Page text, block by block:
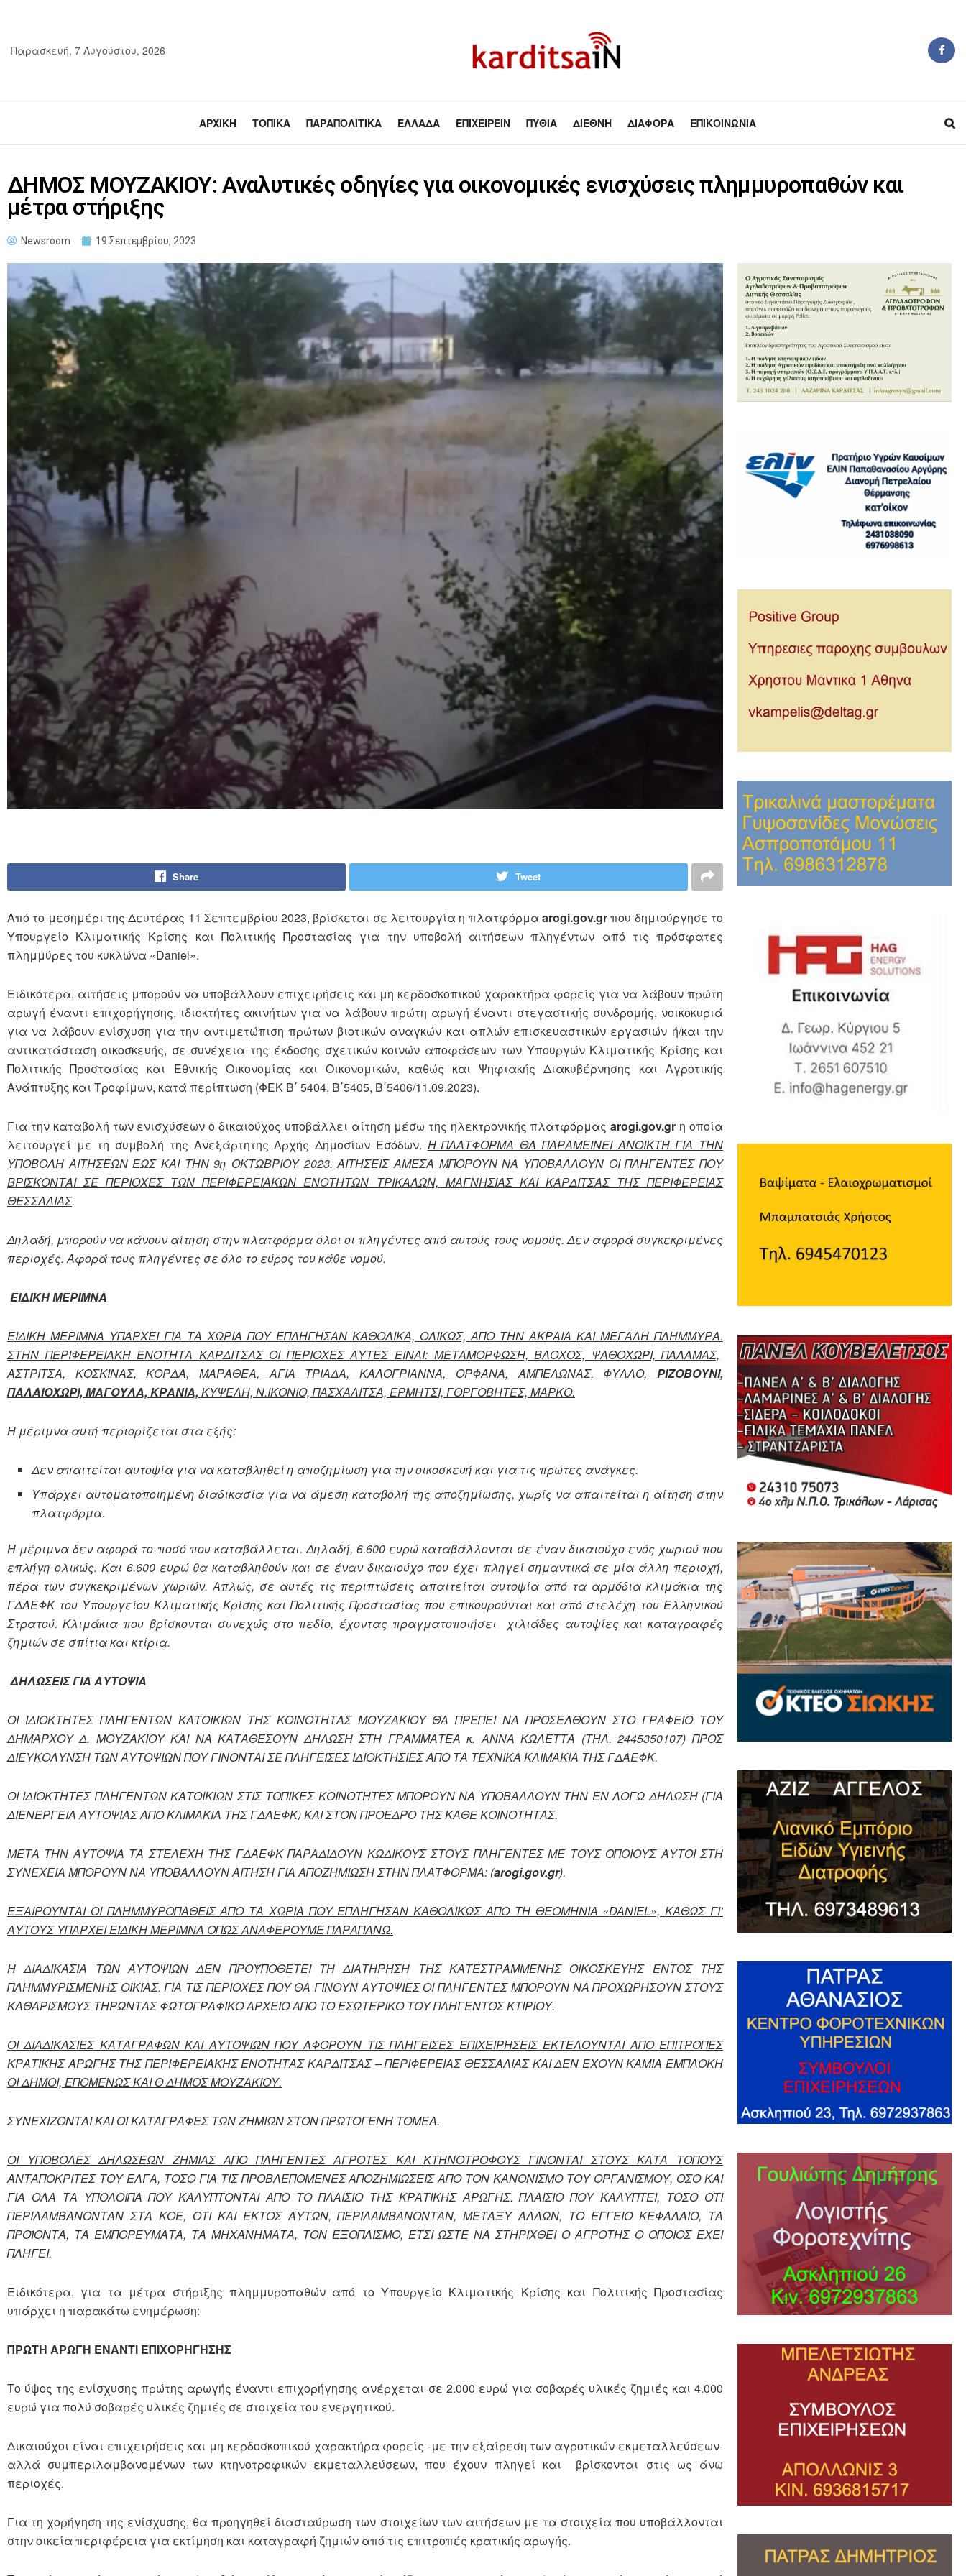
Παρασκευή, 7 Αυγούστου, 2026
ΑΡΧΙΚΉ ΤΟΠΙΚΆ ΠΑΡΑΠΟΛΙΤΙΚΆ ΕΛΛΆΔΑ ΕΠΙΧΕΙΡΕΊΝ ΠΥΘΊΑ ΔΙΕΘΝΉ ΔΙΆΦΟΡΑ ΕΠΙΚΟΙΝΩΝΊΑ
ΔΗΜΟΣ ΜΟΥΖΑΚΙΟΥ: Αναλυτικές οδηγίες για οικονομικές ενισχύσεις πλημμυροπαθών και
μέτρα στήριξης
Newsroom 19 Σεπτεμβρίου, 2023
Share Tweet
Από το μεσημέρι της Δευτέρας 11 Σεπτεμβρίου 2023, βρίσκεται σε λειτουργία η πλατφόρμαarogi.gov.grπου δημιούργησε το
Υπουργείο Κλιματικής Κρίσης και Πολιτικής Προστασίας για την υποβολή αιτήσεων πληγέντων από τις πρόσφατες
πλημμύρες του κυκλώνα «Daniel».
Ειδικότερα, αιτήσεις μπορούν να υποβάλλουν επιχειρήσεις και μη κερδοσκοπικού χαρακτήρα φορείς για να λάβουν πρώτη
αρωγή έναντι επιχορήγησης, ιδιοκτήτες ακινήτων για να λάβουν πρώτη αρωγή έναντι στεγαστικής συνδρομής, νοικοκυριά
για να λάβουν ενίσχυση για την αντιμετώπιση πρώτων βιοτικών αναγκών και απλών επισκευαστικών εργασιών ή/και την
αντικατάσταση οικοσκευής, σε συνέχεια της έκδοσης σχετικών κοινών αποφάσεων των Υπουργών Κλιματικής Κρίσης και
Πολιτικής Προστασίας και Εθνικής Οικονομίας και Οικονομικών, καθώς και Ψηφιακής Διακυβέρνησης και Αγροτικής
Ανάπτυξης και Τροφίμων, κατά περίπτωση (ΦΕΚ Β΄ 5404, Β΄5405, Β΄5406/11.09.2023).
Για την καταβολή των ενισχύσεων ο δικαιούχος υποβάλλει αίτηση μέσω της ηλεκτρονικής πλατφόρμαςarogi.gov.gr η οποία
λειτουργεί με τη συμβολή της Ανεξάρτητης Αρχής Δημοσίων Εσόδων. Η ΠΛΑΤΦΟΡΜΑ ΘΑ ΠΑΡΑΜΕΙΝΕΙ ΑΝΟΙΚΤΗ ΓΙΑ ΤΗΝ
ΥΠΟΒΟΛΗ ΑΙΤΗΣΕΩΝ ΕΩΣ ΚΑΙ ΤΗΝ 9η ΟΚΤΩΒΡΙΟΥ 2023. ΑΙΤΗΣΕΙΣ ΑΜΕΣΑ ΜΠΟΡΟΥΝ ΝΑ ΥΠΟΒΑΛΛΟΥΝ ΟΙ ΠΛΗΓΕΝΤΕΣ ΠΟΥ
ΒΡΙΣΚΟΝΤΑΙ ΣΕ ΠΕΡΙΟΧΕΣ ΤΩΝ ΠΕΡΙΦΕΡΕΙΑΚΩΝ ΕΝΟΤΗΤΩΝ ΤΡΙΚΑΛΩΝ, ΜΑΓΝΗΣΙΑΣ ΚΑΙ ΚΑΡΔΙΤΣΑΣ ΤΗΣ ΠΕΡΙΦΕΡΕΙΑΣ
ΘΕΣΣΑΛΙΑΣ.
Δηλαδή, μπορούν να κάνουν αίτηση στην πλατφόρμα όλοι οι πληγέντες από αυτούς τους νομούς. Δεν αφορά συγκεκριμένες
περιοχές. Αφορά τους πληγέντες σε όλο το εύρος του κάθε νομού.
ΕΙΔΙΚΗ ΜΕΡΙΜΝΑ
ΕΙΔΙΚΗ ΜΕΡΙΜΝΑ ΥΠΑΡΧΕΙ ΓΙΑ ΤΑ ΧΩΡΙΑ ΠΟΥ ΕΠΛΗΓΗΣΑΝ ΚΑΘΟΛΙΚΑ, ΟΛΙΚΩΣ, ΑΠΟ ΤΗΝ ΑΚΡΑΙΑ ΚΑΙ ΜΕΓΑΛΗ ΠΛΗΜΜΥΡΑ.
ΣΤΗΝ ΠΕΡΙΦΕΡΕΙΑΚΗ ΕΝΟΤΗΤΑ ΚΑΡΔΙΤΣΑΣ ΟΙ ΠΕΡΙΟΧΕΣ ΑΥΤΕΣ ΕΙΝΑΙ: ΜΕΤΑΜΟΡΦΩΣΗ, ΒΛΟΧΟΣ, ΨΑΘΟΧΩΡΙ, ΠΑΛΑΜΑΣ,
ΑΣΤΡΙΤΣΑ, ΚΟΣΚΙΝΑΣ, ΚΟΡΔΑ, ΜΑΡΑΘΕΑ, ΑΓΙΑ ΤΡΙΑΔΑ, ΚΑΛΟΓΡΙΑΝΝΑ, ΟΡΦΑΝΑ, ΑΜΠΕΛΩΝΑΣ, ΦΥΛΛΟ, ΡΙΖΟΒΟΥΝΙ,
ΠΑΛΑΙΟΧΩΡΙ, ΜΑΓΟΥΛΑ, ΚΡΑΝΙΑ, ΚΥΨΕΛΗ, Ν.ΙΚΟΝΙΟ, ΠΑΣΧΑΛΙΤΣΑ, ΕΡΜΗΤΣΙ, ΓΟΡΓΟΒΗΤΕΣ, ΜΑΡΚΟ.
Η μέριμνα αυτή περιορίζεται στα εξής:
Δεν απαιτείται αυτοψία για να καταβληθεί η αποζημίωση για την οικοσκευή και για τις πρώτες ανάγκες.
Υπάρχει αυτοματοποιημένη διαδικασία για να άμεση καταβολή της αποζημίωσης, χωρίς να απαιτείται η αίτηση στην
πλατφόρμα.
Η μέριμνα δεν αφορά το ποσό που καταβάλλεται. Δηλαδή, 6.600 ευρώ καταβάλλονται σε έναν δικαιούχο ενός χωριού που
επλήγη ολικώς. Και 6.600 ευρώ θα καταβληθούν και σε έναν δικαιούχο που έχει πληγεί σημαντικά σε μία άλλη περιοχή,
πέρα των συγκεκριμένων χωριών. Απλώς, σε αυτές τις περιπτώσεις απαιτείται αυτοψία από τα αρμόδια κλιμάκια της
ΓΔΑΕΦΚ του Υπουργείου Κλιματικής Κρίσης και Πολιτικής Προστασίας που επικουρούνται και από στελέχη του Ελληνικού
Στρατού. Κλιμάκια που βρίσκονται συνεχώς στο πεδίο, έχοντας πραγματοποιήσει χιλιάδες αυτοψίες και καταγραφές
ζημιών σε σπίτια και κτίρια.
ΔΗΛΩΣΕΙΣ ΓΙΑ ΑΥΤΟΨΙΑ
ΟΙ ΙΔΙΟΚΤΗΤΕΣ ΠΛΗΓΕΝΤΩΝ ΚΑΤΟΙΚΙΩΝ ΤΗΣ ΚΟΙΝΟΤΗΤΑΣ ΜΟΥΖΑΚΙΟΥ ΘΑ ΠΡΕΠΕΙ ΝΑ ΠΡΟΣΕΛΘΟΥΝ ΣΤΟ ΓΡΑΦΕΙΟ ΤΟΥ
ΔΗΜΑΡΧΟΥ Δ. ΜΟΥΖΑΚΙΟΥ ΚΑΙ ΝΑ ΚΑΤΑΘΕΣΟΥΝ ΔΗΛΩΣΗ ΣΤΗ ΓΡΑΜΜΑΤΕΑ κ. ΑΝΝΑ ΚΩΛΕΤΤΑ (ΤΗΛ. 2445350107) ΠΡΟΣ
ΔΙΕΥΚΟΛΥΝΣΗ ΤΩΝ ΑΥΤΟΨΙΩΝ ΠΟΥ ΓΙΝΟΝΤΑΙ ΣΕ ΠΛΗΓΕΙΣΕΣ ΙΔΙΟΚΤΗΣΙΕΣ ΑΠΟ ΤΑ ΤΕΧΝΙΚΑ ΚΛΙΜΑΚΙΑ ΤΗΣ ΓΔΑΕΦΚ.
ΟΙ ΙΔΙΟΚΤΗΤΕΣ ΠΛΗΓΕΝΤΩΝ ΚΑΤΟΙΚΙΩΝ ΣΤΙΣ ΤΟΠΙΚΕΣ ΚΟΙΝΟΤΗΤΕΣ ΜΠΟΡΟΥΝ ΝΑ ΥΠΟΒΑΛΛΟΥΝ ΤΗΝ ΕΝ ΛΟΓΩ ΔΗΛΩΣΗ (ΓΙΑ
ΔΙΕΝΕΡΓΕΙΑ ΑΥΤΟΨΙΑΣ ΑΠΟ ΚΛΙΜΑΚΙΑ ΤΗΣ ΓΔΑΕΦΚ) ΚΑΙ ΣΤΟΝ ΠΡΟΕΔΡΟ ΤΗΣ ΚΑΘΕ ΚΟΙΝΟΤΗΤΑΣ.
ΜΕΤΑ ΤΗΝ ΑΥΤΟΨΙΑ ΤΑ ΣΤΕΛΕΧΗ ΤΗΣ ΓΔΑΕΦΚ ΠΑΡΑΔΙΔΟΥΝ ΚΩΔΙΚΟΥΣ ΣΤΟΥΣ ΠΛΗΓΕΝΤΕΣ ΜΕ ΤΟΥΣ ΟΠΟΙΟΥΣ ΑΥΤΟΙ ΣΤΗ
ΣΥΝΕΧΕΙΑ ΜΠΟΡΟΥΝ ΝΑ ΥΠΟΒΑΛΛΟΥΝ ΑΙΤΗΣΗ ΓΙΑ ΑΠΟΖΗΜΙΩΣΗ ΣΤΗΝ ΠΛΑΤΦΟΡΜΑ: (arogi.gov.gr).
ΕΞΑΙΡΟΥΝΤΑΙ ΟΙ ΠΛΗΜΜΥΡΟΠΑΘΕΙΣ ΑΠΟ ΤΑ ΧΩΡΙΑ ΠΟΥ ΕΠΛΗΓΗΣΑΝ ΚΑΘΟΛΙΚΩΣ ΑΠΟ ΤΗ ΘΕΟΜΗΝΙΑ «DANIEL», ΚΑΘΩΣ ΓΙ’
ΑΥΤΟΥΣ ΥΠΑΡΧΕΙ ΕΙΔΙΚΗ ΜΕΡΙΜΝΑ ΟΠΩΣ ΑΝΑΦΕΡΟΥΜΕ ΠΑΡΑΠΑΝΩ.
Η ΔΙΑΔΙΚΑΣΙΑ ΤΩΝ ΑΥΤΟΨΙΩΝ ΔΕΝ ΠΡΟΫΠΟΘΕΤΕΙ ΤΗ ΔΙΑΤΗΡΗΣΗ ΤΗΣ ΚΑΤΕΣΤΡΑΜΜΕΝΗΣ ΟΙΚΟΣΚΕΥΗΣ ΕΝΤΟΣ ΤΗΣ
ΠΛΗΜΜΥΡΙΣΜΕΝΗΣ ΟΙΚΙΑΣ. ΓΙΑ ΤΙΣ ΠΕΡΙΟΧΕΣ ΠΟΥ ΘΑ ΓΙΝΟΥΝ ΑΥΤΟΨΙΕΣ ΟΙ ΠΛΗΓΕΝΤΕΣ ΜΠΟΡΟΥΝ ΝΑ ΠΡΟΧΩΡΗΣΟΥΝ ΣΤΟΥΣ
ΚΑΘΑΡΙΣΜΟΥΣ ΤΗΡΩΝΤΑΣ ΦΩΤΟΓΡΑΦΙΚΟ ΑΡΧΕΙΟ ΑΠΟ ΤΟ ΕΣΩΤΕΡΙΚΟ ΤΟΥ ΠΛΗΓΕΝΤΟΣ ΚΤΙΡΙΟΥ.
ΟΙ ΔΙΑΔΙΚΑΣΙΕΣ ΚΑΤΑΓΡΑΦΩΝ ΚΑΙ ΑΥΤΟΨΙΩΝ ΠΟΥ ΑΦΟΡΟΥΝ ΤΙΣ ΠΛΗΓΕΙΣΕΣ ΕΠΙΧΕΙΡΗΣΕΙΣ ΕΚΤΕΛΟΥΝΤΑΙ ΑΠΟ ΕΠΙΤΡΟΠΕΣ
ΚΡΑΤΙΚΗΣ ΑΡΩΓΗΣ ΤΗΣ ΠΕΡΙΦΕΡΕΙΑΚΗΣ ΕΝΟΤΗΤΑΣ ΚΑΡΔΙΤΣΑΣ – ΠΕΡΙΦΕΡΕΙΑΣ ΘΕΣΣΑΛΙΑΣ ΚΑΙ ΔΕΝ ΕΧΟΥΝ ΚΑΜΙΑ ΕΜΠΛΟΚΗ
ΟΙ ΔΗΜΟΙ, ΕΠΟΜΕΝΩΣ ΚΑΙ Ο ΔΗΜΟΣ ΜΟΥΖΑΚΙΟΥ.
ΣΥΝΕΧΙΖΟΝΤΑΙ ΚΑΙ ΟΙ ΚΑΤΑΓΡΑΦΕΣ ΤΩΝ ΖΗΜΙΩΝ ΣΤΟΝ ΠΡΩΤΟΓΕΝΗ ΤΟΜΕΑ.
ΟΙ ΥΠΟΒΟΛΕΣ ΔΗΛΩΣΕΩΝ ΖΗΜΙΑΣ ΑΠΟ ΠΛΗΓΕΝΤΕΣ ΑΓΡΟΤΕΣ ΚΑΙ ΚΤΗΝΟΤΡΟΦΟΥΣ ΓΙΝΟΝΤΑΙ ΣΤΟΥΣ ΚΑΤΑ ΤΟΠΟΥΣ
ΑΝΤΑΠΟΚΡΙΤΕΣ ΤΟΥ ΕΛΓΑ, ΤΟΣΟ ΓΙΑ ΤΙΣ ΠΡΟΒΛΕΠΟΜΕΝΕΣ ΑΠΟΖΗΜΙΩΣΕΙΣ ΑΠΟ ΤΟΝ ΚΑΝΟΝΙΣΜΟ ΤΟΥ ΟΡΓΑΝΙΣΜΟΥ, ΟΣΟ ΚΑΙ
ΓΙΑ ΟΛΑ ΤΑ ΥΠΟΛΟΙΠΑ ΠΟΥ ΚΑΛΥΠΤΟΝΤΑΙ ΑΠΟ ΤΟ ΠΛΑΙΣΙΟ ΤΗΣ ΚΡΑΤΙΚΗΣ ΑΡΩΓΗΣ. ΠΛΑΙΣΙΟ ΠΟΥ ΚΑΛΥΠΤΕΙ, ΤΟΣΟ ΟΤΙ
ΠΕΡΙΛΑΜΒΑΝΟΝΤΑΝ ΣΤΑ ΚΟΕ, ΟΤΙ ΚΑΙ ΕΚΤΟΣ ΑΥΤΩΝ, ΠΕΡΙΛΑΜΒΑΝΟΝΤΑΝ, ΜΕΤΑΞΥ ΑΛΛΩΝ, ΤΟ ΕΓΓΕΙΟ ΚΕΦΑΛΑΙΟ, ΤΑ
ΠΡΟΪΟΝΤΑ, ΤΑ ΕΜΠΟΡΕΥΜΑΤΑ, ΤΑ ΜΗΧΑΝΗΜΑΤΑ, ΤΟΝ ΕΞΟΠΛΙΣΜΟ, ΕΤΣΙ ΩΣΤΕ ΝΑ ΣΤΗΡΙΧΘΕΙ Ο ΑΓΡΟΤΗΣ Ο ΟΠΟΙΟΣ ΕΧΕΙ
ΠΛΗΓΕΙ.
Ειδικότερα, για τα μέτρα στήριξης πλημμυροπαθών από το Υπουργείο Κλιματικής Κρίσης και Πολιτικής Προστασίας
υπάρχει η παρακάτω ενημέρωση:
ΠΡΩΤΗ ΑΡΩΓΗ ΕΝΑΝΤΙ ΕΠΙΧΟΡΗΓΗΣΗΣ
Το ύψος της ενίσχυσης πρώτης αρωγής έναντι επιχορήγησης ανέρχεται σε 2.000 ευρώ για σοβαρές υλικές ζημιές και 4.000
ευρώ για πολύ σοβαρές υλικές ζημιές σε στοιχεία του ενεργητικού.
Δικαιούχοι είναι επιχειρήσεις και μη κερδοσκοπικού χαρακτήρα φορείς -με την εξαίρεση των αγροτικών εκμεταλλεύσεων-
αλλά συμπεριλαμβανομένων των κτηνοτροφικών εκμεταλλεύσεων, που έχουν πληγεί και βρίσκονται στις ως άνω
περιοχές.
Για τη χορήγηση της ενίσχυσης, θα προηγηθεί διασταύρωση των στοιχείων των αιτήσεων με τα στοιχεία που υποβάλλονται
στην οικεία περιφέρεια για εκτίμηση και καταγραφή ζημιών από τις επιτροπές κρατικής αρωγής.